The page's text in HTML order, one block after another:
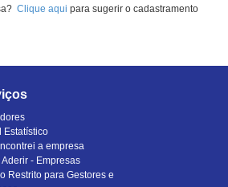
Clique aqui para sugerir o cadastramento
Estatístico
a empresa
- Empresas
Restrito para Gestores e